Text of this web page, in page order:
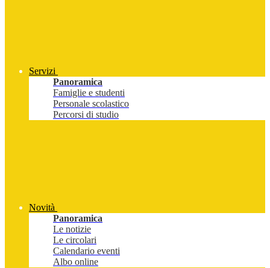
Servizi
Panoramica
Famiglie e studenti
Personale scolastico
Percorsi di studio
Novità
Panoramica
Le notizie
Le circolari
Calendario eventi
Albo online